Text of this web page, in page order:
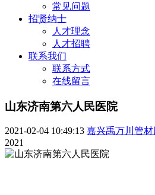
常见问题
招贤纳士
人才理念
人才招聘
联系我们
联系方式
在线留言
山东济南第六人民医院
2021-02-04 10:49:13 嘉兴禹万川管材
2021